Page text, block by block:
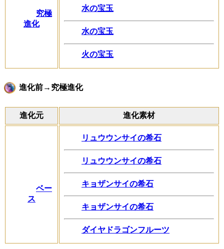
究極
進化
水の宝玉
水の宝玉
火の宝玉
進化前→究極進化
進化元 進化素材
ベー
ス
リュウウンサイの希石
リュウウンサイの希石
キョザンサイの希石
キョザンサイの希石
ダイヤドラゴンフルーツ